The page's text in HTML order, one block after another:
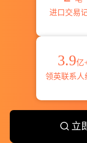
进口交易
3.9亿
领英联系人
立